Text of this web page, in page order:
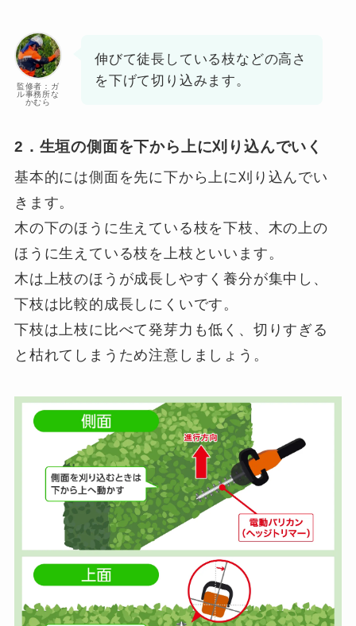
監修者：ガ
ル事務所な
かむら
伸びて徒長している枝などの高さ
を下げて切り込みます。
2．生垣の側面を下から上に刈り込んでいく
基本的には側面を先に下から上に刈り込んでい
きます。
木の下のほうに生えている枝を下枝、木の上の
ほうに生えている枝を上枝といいます。
木は上枝のほうが成長しやすく養分が集中し、
下枝は比較的成長しにくいです。
下枝は上枝に比べて発芽力も低く、切りすぎる
と枯れてしまうため注意しましょう。